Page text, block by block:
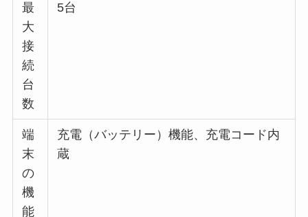
最
大
接
続
台
数
5台
端
末
の
機
能
充電（バッテリー）機能、充電コード内
蔵